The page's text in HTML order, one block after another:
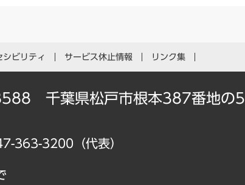
シビリティ サービス休止情報 リンク集
千葉県松戸市根本387番地の5
363-3200（代表）